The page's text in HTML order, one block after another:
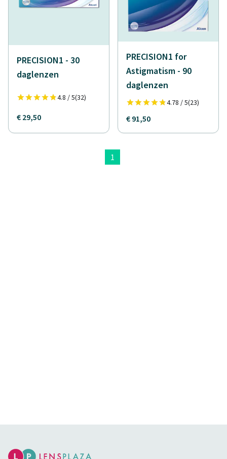
PRECISION1 - 30
daglenzen
4.8 / 5(32)
€ 29,50
PRECISION1 for
Astigmatism - 90
daglenzen
4.78 / 5(23)
€ 91,50
1